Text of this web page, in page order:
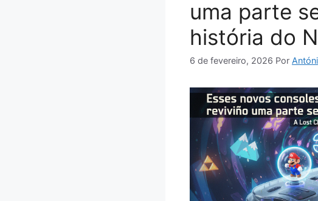
uma parte
história do
6 de fevereiro, 2026 Por